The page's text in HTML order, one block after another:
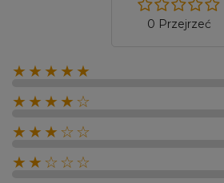
0 Przejrzeć
★★★★★
★★★★☆
★★★☆☆
★★☆☆☆